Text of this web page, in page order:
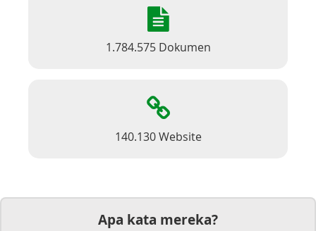
1.784.575 Dokumen
140.130 Website
Apa kata mereka?